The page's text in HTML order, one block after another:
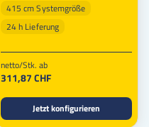
415 cm Systemgröße
24 h Lieferung
netto/Stk. ab
311,87 CHF
Jetzt konfigurieren